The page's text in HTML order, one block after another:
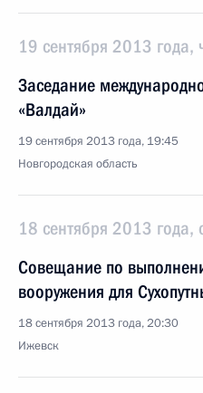
19 сентября 2013 года,
Заседание
«Валдай»
19 сентября 2013 года, 19:45
Новгородская область
18 сентября 2013 года,
Совещание по
вооружения для
18 сентября 2013 года, 20:30
Ижевск